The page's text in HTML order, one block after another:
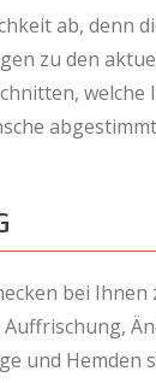
ab, denn
zu den
welche
bei
und